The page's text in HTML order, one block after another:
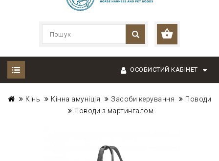
ОСОБИСТИЙ КАБІНЕТ
Кінь Кінна амуніція Засоби керування
Поводи
Поводи з мартингалом